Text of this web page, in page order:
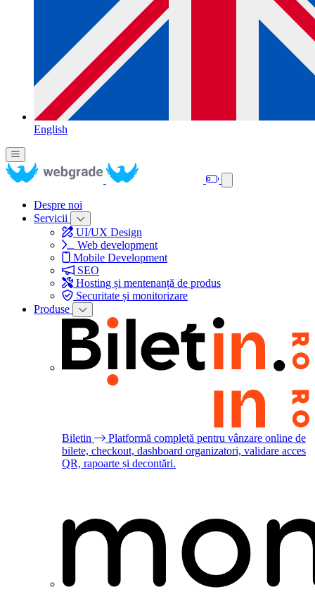
English
Despre noi
Servicii
UI/UX Design
Web development
Mobile Development
SEO
Hosting și mentenanță de produs
Securitate și monitorizare
Produse
Biletin
Platformă completă pentru vânzare online de
bilete, checkout, dashboard organizatori, validare acces
QR, rapoarte și decontări.